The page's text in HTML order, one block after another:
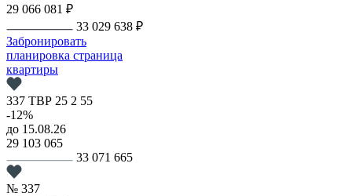
29 066 081 ₽
33 029 638 ₽
Забронировать
планировка страница
квартиры
337 ТВР 25 2 55
-12%
до 15.08.26
29 103 065
33 071 665
№ 337